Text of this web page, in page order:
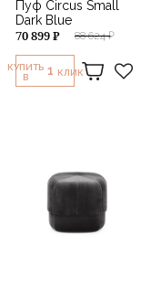
Пуф Circus Small
Dark Blue
88 624 ₽
70 899 ₽
КУПИТЬ
В
1 КЛИК